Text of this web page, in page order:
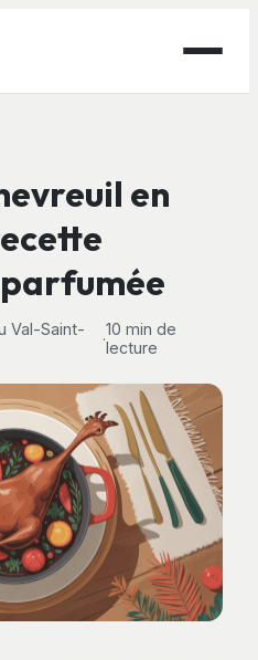
en
Val-Saint-
·10 min de
lecture